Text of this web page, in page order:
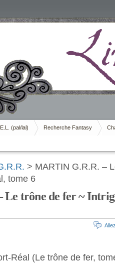
(pal/lal) Recherche Fantasy
> MARTIN G.R.R. –
tome 6
trône de fer ~
Réal (Le trône de fer,